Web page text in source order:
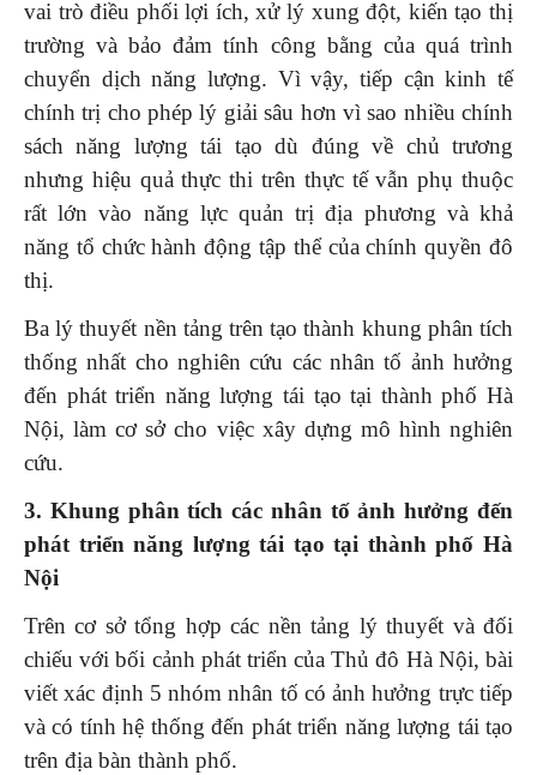
vai trò điều phối lợi ích, xử lý xung đột, kiến tạo thị
trường và bảo đảm tính công bằng của quá trình
chuyển dịch năng lượng. Vì vậy, tiếp cận kinh tế
chính trị cho phép lý giải sâu hơn vì sao nhiều chính
sách năng lượng tái tạo dù đúng về chủ trương
nhưng hiệu quả thực thi trên thực tế vẫn phụ thuộc
rất lớn vào năng lực quản trị địa phương và khả
năng tổ chức hành động tập thể của chính quyền đô
thị.
Ba lý thuyết nền tảng trên tạo thành khung phân tích
thống nhất cho nghiên cứu các nhân tố ảnh hưởng
đến phát triển năng lượng tái tạo tại thành phố Hà
Nội, làm cơ sở cho việc xây dựng mô hình nghiên
cứu.
3. Khung phân tích các nhân tố ảnh hưởng đến
phát triển năng lượng tái tạo tại thành phố Hà
Nội
Trên cơ sở tổng hợp các nền tảng lý thuyết và đối
chiếu với bối cảnh phát triển của Thủ đô Hà Nội, bài
viết xác định 5 nhóm nhân tố có ảnh hưởng trực tiếp
và có tính hệ thống đến phát triển năng lượng tái tạo
trên địa bàn thành phố.